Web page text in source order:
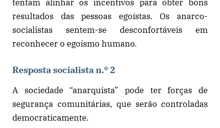
tentam alinhar os incentivos para obter bons
resultados das pessoas egoístas. Os anarco-
socialistas sentem-se desconfortáveis em
reconhecer o egoísmo humano.
Resposta socialista n.º 2
A sociedade “anarquista” pode ter forças de
segurança comunitárias, que serão controladas
democraticamente.